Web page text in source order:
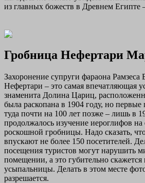
из главных божеств в Древнем Египте
Гробница Нефертари
Захоронение супруги фараона
Нефертари – это самая впечатляющая
знаменита Долина Цариц,
была раскопана в 1904 году, но первые
туда почти на 100 лет позже – лишь в
продолжалось изучение иероглифов на
роскошной гробницы. Надо сказать,
впускают не более 150 посетителей.
посещения туристов могут нарушить
помещении, а это губительно скажется
усыпальницы. Делать в этом месте
разрешается.